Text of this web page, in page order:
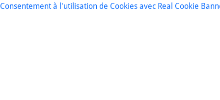
Consentement à l'utilisation de Cookies avec Real Cookie